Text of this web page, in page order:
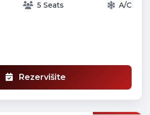
5 Seats A/C
Rezervišite